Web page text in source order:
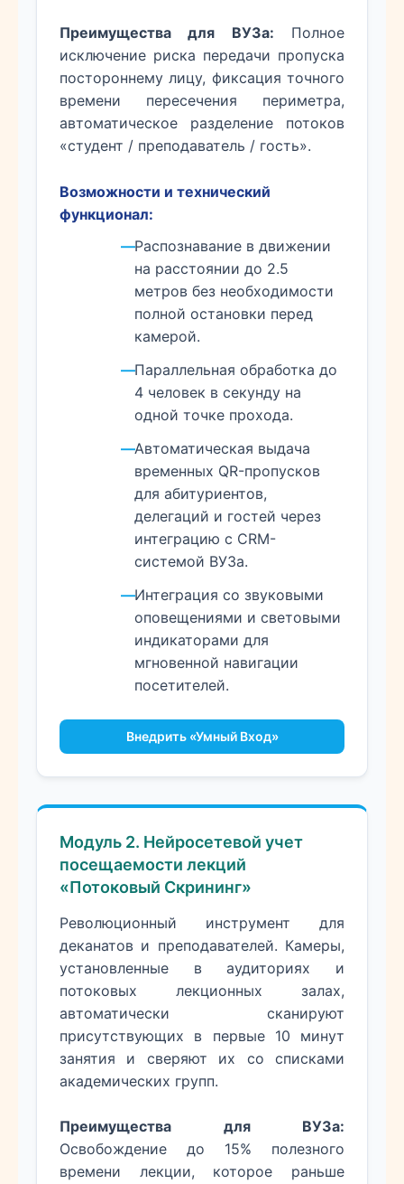
Преимущества для ВУЗа: Полное
исключение риска передачи пропуска
постороннему лицу, фиксация точного
времени пересечения периметра,
автоматическое разделение потоков
«студент / преподаватель / гость».
Возможности и технический
функционал:
Распознавание в движении
на расстоянии до 2.5
метров без необходимости
полной остановки перед
камерой.
Параллельная обработка до
4 человек в секунду на
одной точке прохода.
Автоматическая выдача
временных QR-пропусков
для абитуриентов,
делегаций и гостей через
интеграцию с CRM-
системой ВУЗа.
Интеграция со звуковыми
оповещениями и световыми
индикаторами для
мгновенной навигации
посетителей.
Внедрить «Умный Вход»
Модуль 2. Нейросетевой учет
посещаемости лекций
«Потоковый Скрининг»
Революционный инструмент для
деканатов и преподавателей. Камеры,
установленные в аудиториях и
потоковых лекционных залах,
автоматически сканируют
присутствующих в первые 10 минут
занятия и сверяют их со списками
академических групп.
Преимущества для ВУЗа:
Освобождение до 15% полезного
времени лекции, которое раньше